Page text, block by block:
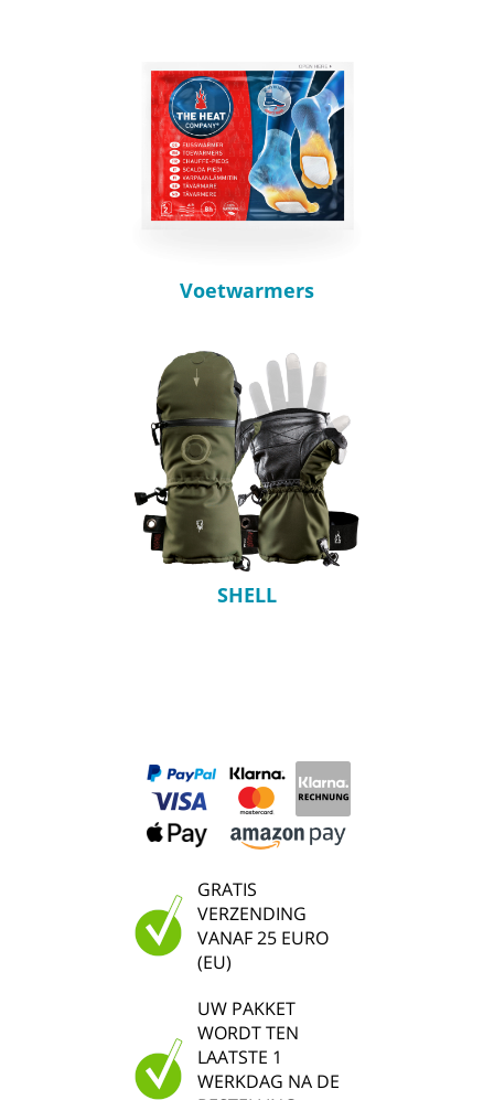
Voetwarmers
SHELL
GRATIS
VERZENDING
VANAF 25 EURO
(EU)
UW PAKKET
WORDT TEN
LAATSTE 1
WERKDAG NA DE